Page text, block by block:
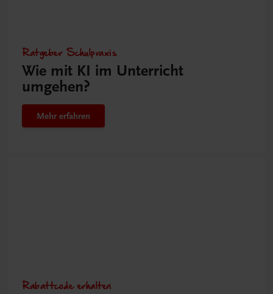
Ratgeber Schulpraxis
Wie mit KI im Unterricht
umgehen?
Mehr erfahren
Rabattcode erhalten